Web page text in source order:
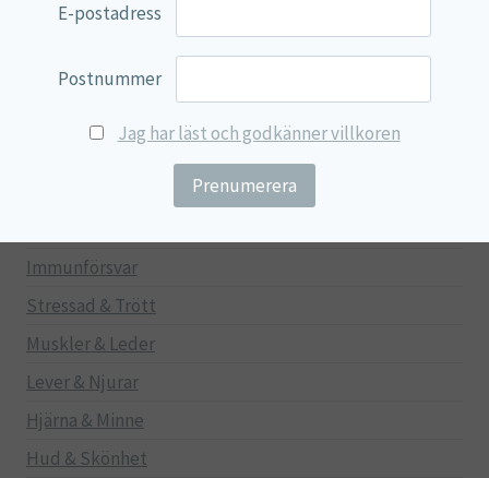
Green Trade
Immunförsvar
Stressad & Trött
Muskler & Leder
Lever & Njurar
Hjärna & Minne
Hud & Skönhet
E-postadress
Postnummer
Jag har läst och godkänner villkoren